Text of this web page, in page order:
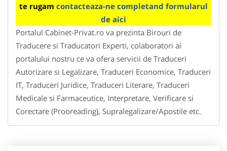
te rugam contacteaza-ne completand formularul
de aici
Portalul Cabinet-Privat.ro va prezinta Birouri de
Traducere si Traducatori Experti, colaboratori ai
portalului nostru ce va ofera servicii de Traduceri
Autorizare si Legalizare, Traduceri Economice, Traduceri
IT, Traduceri Juridice, Traduceri Literare, Traduceri
Medicale si Farmaceutice, Interpretare, Verificare si
Corectare (Prooreading), Supralegalizare/Apostile etc.